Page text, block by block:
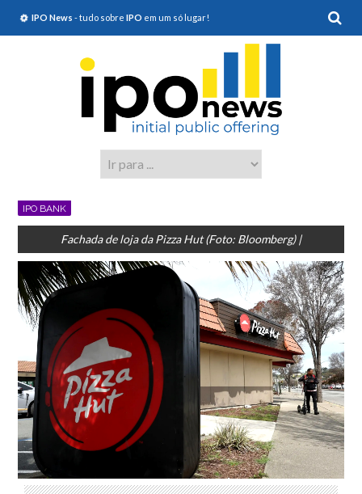
IPO News - tudo sobre IPO em um só lugar!
IPO BANK
Fachada de loja da Pizza Hut (Foto: Bloomberg) |